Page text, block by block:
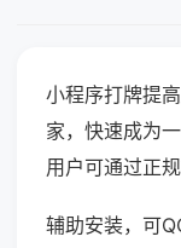
小程序打牌提
家，快速成为
用户可通过正
辅助安装，可